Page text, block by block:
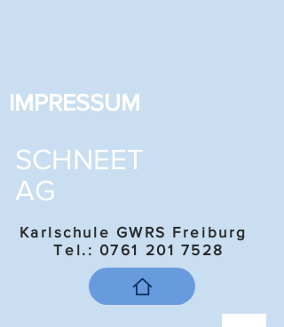
IMPRESSUM
SCHNEET
AG
Karlschule GWRS Freiburg
Tel.: 0761 201 7528